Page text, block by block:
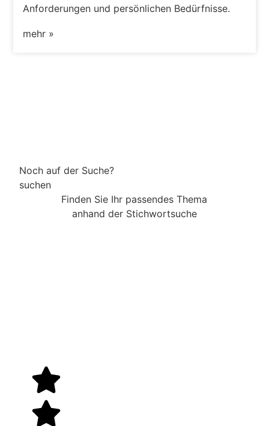
Anforderungen und persönlichen Bedürfnisse.
mehr »
Noch auf der Suche?
suchen
Finden Sie Ihr passendes Thema
anhand der Stichwortsuche